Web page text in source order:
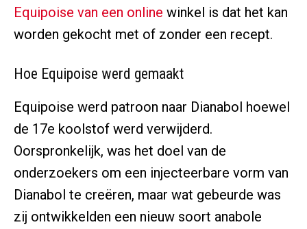
Equipoise van een online winkel is dat het kan
worden gekocht met of zonder een recept.
Hoe Equipoise werd gemaakt
Equipoise werd patroon naar Dianabol hoewel
de 17e koolstof werd verwijderd.
Oorspronkelijk, was het doel van de
onderzoekers om een injecteerbare vorm van
Dianabol te creëren, maar wat gebeurde was
zij ontwikkelden een nieuw soort anabole